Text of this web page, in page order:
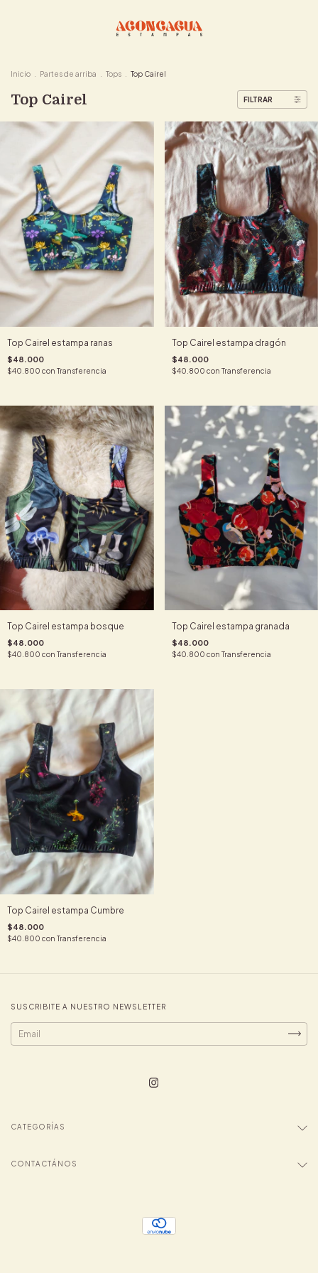
Inicio Partes de arriba Tops Top Cairel
Top Cairel FILTRAR
Top Cairel estampa ranas
$48.000
$40.800 con Transferencia
Top Cairel estampa dragón
$48.000
$40.800 con Transferencia
Top Cairel estampa bosque
$48.000
$40.800 con Transferencia
Top Cairel estampa granada
$48.000
$40.800 con Transferencia
Top Cairel estampa Cumbre
$48.000
$40.800 con Transferencia
SUSCRIBITE A NUESTRO NEWSLETTER
CATEGORÍAS
CONTACTÁNOS